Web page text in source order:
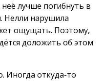
лучше погибнуть в
Нелли нарушила
ощущать. Поэтому,
доложить об этом
Иногда откуда-то